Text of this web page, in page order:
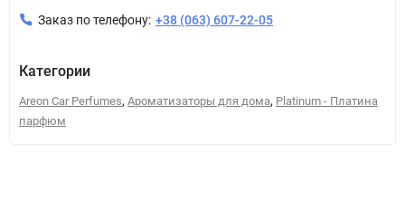
Заказ по телефону: +38 (063) 607-22-05
Категории
Areon Car Perfumes, Ароматизаторы для дома, Platinum - Платина
парфюм